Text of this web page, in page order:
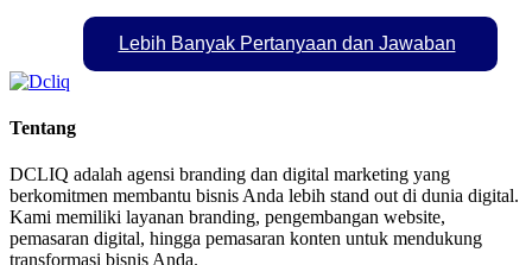
Lebih Banyak Pertanyaan dan Jawaban
Tentang
DCLIQ adalah agensi branding dan digital marketing yang
berkomitmen membantu bisnis Anda lebih stand out di dunia digital.
Kami memiliki layanan branding, pengembangan website,
pemasaran digital, hingga pemasaran konten untuk mendukung
transformasi bisnis Anda.